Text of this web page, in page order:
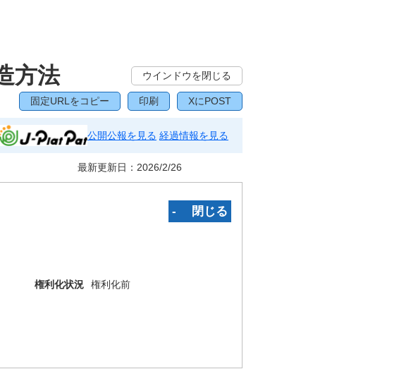
方法 ウインドウを閉じる
固定URLをコピー 印刷 XにPOST
公開公報を見る 経過情報を見る
最新更新日： 2026/2/26
‐ 閉じる
権利化状況
権利化前